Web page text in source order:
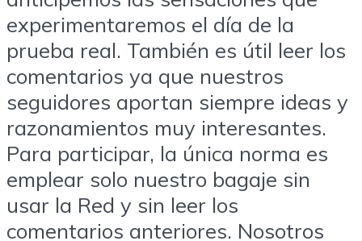
experimentaremos el día de la
prueba real. También es útil leer los
comentarios ya que nuestros
seguidores aportan siempre ideas y
razonamientos muy interesantes.
Para participar, la única norma es
emplear solo nuestro bagaje sin
usar la Red y sin leer los
comentarios anteriores. Nosotros